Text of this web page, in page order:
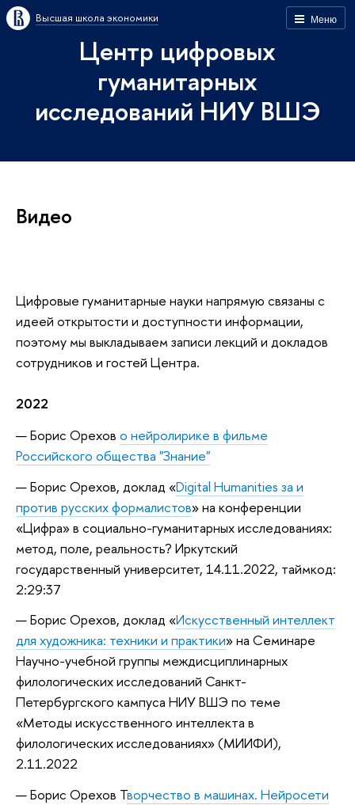
Меню
Высшая школа экономики
Центр цифровых
гуманитарных
исследований НИУ ВШЭ
Видео
Цифровые гуманитарные науки напрямую связаны с
идеей открытости и доступности информации,
поэтому мы выкладываем записи лекций и докладов
сотрудников и гостей Центра.
2022
Борис Орехов о нейролирике в фильме
Российского общества "Знание"
Борис Орехов, доклад «Digital Humanities за и
против русских формалистов» на конференции
«Цифра» в социально-гуманитарных исследованиях:
метод, поле, реальность? Иркутский
государственный университет, 14.11.2022, таймкод:
2:29:37
Борис Орехов, доклад «Искусственный интеллект
для художника: техники и практики» на Семинаре
Научно-учебной группы междисциплинарных
филологических исследований Санкт-
Петербургского кампуса НИУ ВШЭ по теме
«Методы искусственного интеллекта в
филологических исследованиях» (МИИФИ),
2.11.2022
Борис Орехов Творчество в машинах. Нейросети